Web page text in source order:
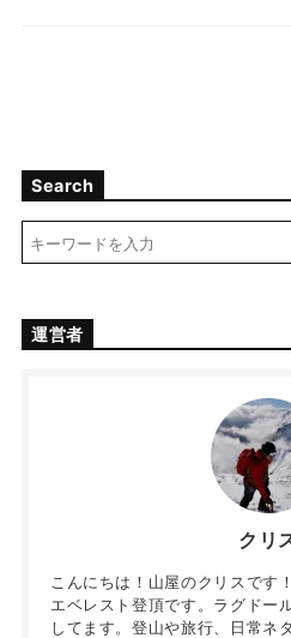
Search
運営者
クリ
こんにちは！山屋のクリスです
エベレスト登頂です。ラグドー
してます。登山や旅行、日常ネ